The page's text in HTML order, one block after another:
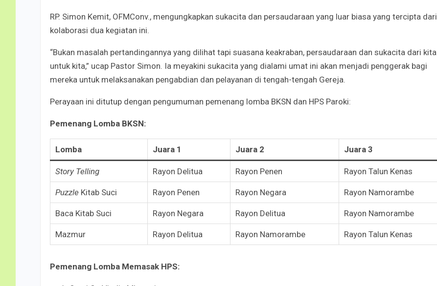
RP. Simon Kemit, OFMConv., mengungkapkan sukacita dan persaudaraan yang luar biasa yang tercipta dari
kolaborasi dua kegiatan ini.
“Bukan masalah pertandingannya yang dilihat tapi suasana keakraban, persaudaraan dan sukacita dari kita
untuk kita,” ucap Pastor Simon. Ia meyakini sukacita yang dialami umat ini akan menjadi penggerak bagi
mereka untuk melaksanakan pengabdian dan pelayanan di tengah-tengah Gereja.
Perayaan ini ditutup dengan pengumuman pemenang lomba BKSN dan HPS Paroki:
Pemenang Lomba BKSN:
Lomba Juara 1 Juara 2 Juara 3
Story Telling Rayon Delitua Rayon Penen Rayon Talun Kenas
Puzzle Kitab Suci Rayon Penen Rayon Negara Rayon Namorambe
Baca Kitab Suci Rayon Negara Rayon Delitua Rayon Namorambe
Mazmur Rayon Delitua Rayon Namorambe Rayon Talun Kenas
Pemenang Lomba Memasak HPS: